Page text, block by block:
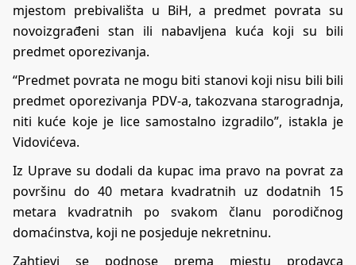
mjestom prebivališta u BiH, a predmet povrata su
novoizgrađeni stan ili nabavljena kuća koji su bili
predmet oporezivanja.
“Predmet povrata ne mogu biti stanovi koji nisu bili bili
predmet oporezivanja PDV-a, takozvana starogradnja,
niti kuće koje je lice samostalno izgradilo”, istakla je
Vidovićeva.
Iz Uprave su dodali da kupac ima pravo na povrat za
površinu do 40 metara kvadratnih uz dodatnih 15
metara kvadratnih po svakom članu porodičnog
domaćinstva, koji ne posjeduje nekretninu.
Zahtjevi se podnose prema mjestu prodavca